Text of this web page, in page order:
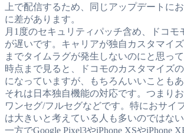
上で配信するため、同じアップデートに
に差があります。
月1度のセキュリティパッチ含め、ドコモ
が遅いです。キャリアが独自カスタマイ
までタイムラグが発生しないのにと思っ
時点まで見ると、ドコモのカスタマイズ
になっていますが、もちろんいいこともあ
それは日本独自機能の対応です。つまり
ワンセグ/フルセグなどです。特におサイ
は大きいと考えている人も多いのではない
一方でGoogle Pixel3やiPhone XSやiPhone